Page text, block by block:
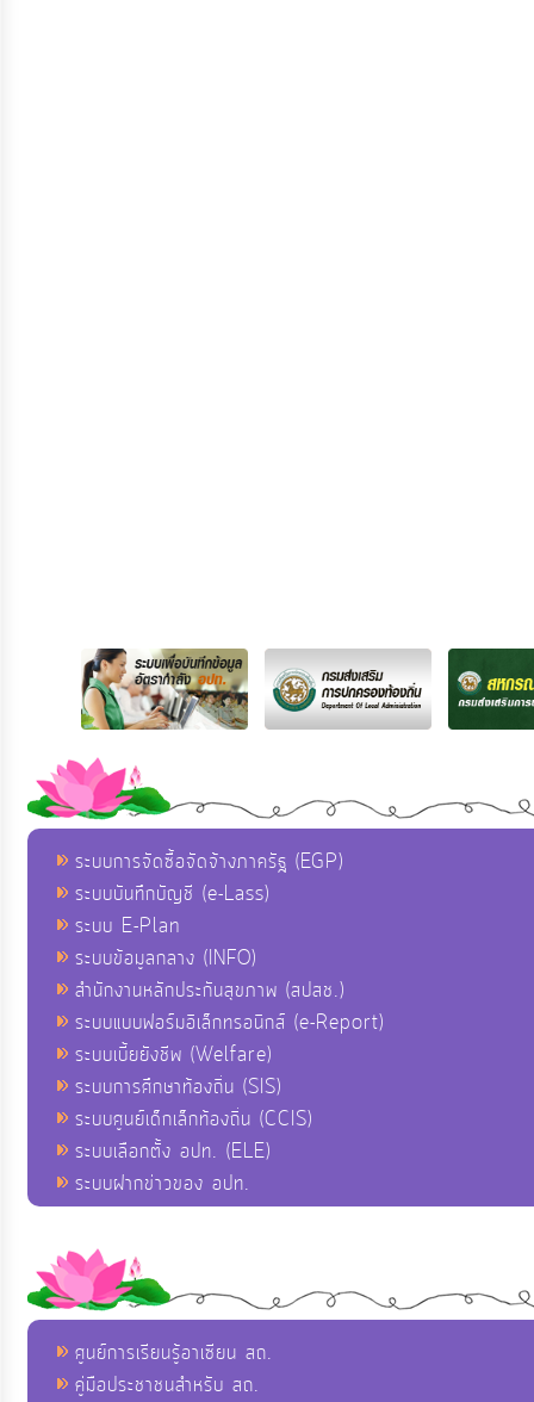
ระบบการจัดซื้อจัดจ้างภาครัฐ (EGP)
ระบบบันทึกบัญชี (e-Lass)
ระบบ E-Plan
ระบบข้อมูลกลาง (INFO)
สำนักงานหลักประกันสุขภาพ (สปสช.)
ระบบแบบฟอร์มอิเล็กทรอนิกส์ (e-Report)
ระบบเบี้ยยังชีพ (Welfare)
ระบบการศึกษาท้องถิ่น (SIS)
ระบบศูนย์เด็กเล็กท้องถิ่น (CCIS)
ระบบเลือกตั้ง อปท. (ELE)
ระบบฝากข่าวของ อปท.
ศูนย์การเรียนรู้อาเซียน สถ.
คู่มือประชาชนสำหรับ สถ.